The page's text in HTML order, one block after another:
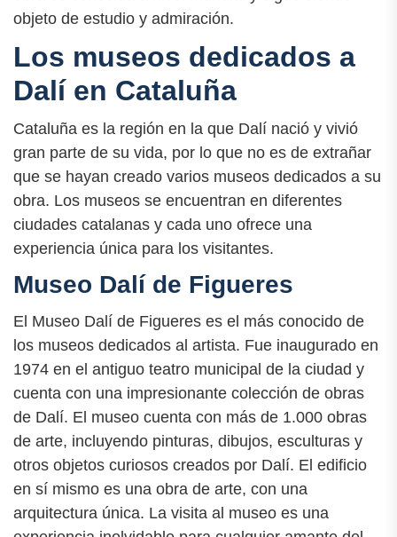
objeto de estudio y admiración.
Los museos dedicados a
Dalí en Cataluña
Cataluña es la región en la que Dalí nació y vivió
gran parte de su vida, por lo que no es de extrañar
que se hayan creado varios museos dedicados a su
obra. Los museos se encuentran en diferentes
ciudades catalanas y cada uno ofrece una
experiencia única para los visitantes.
Museo Dalí de Figueres
El Museo Dalí de Figueres es el más conocido de
los museos dedicados al artista. Fue inaugurado en
1974 en el antiguo teatro municipal de la ciudad y
cuenta con una impresionante colección de obras
de Dalí. El museo cuenta con más de 1.000 obras
de arte, incluyendo pinturas, dibujos, esculturas y
otros objetos curiosos creados por Dalí. El edificio
en sí mismo es una obra de arte, con una
arquitectura única. La visita al museo es una